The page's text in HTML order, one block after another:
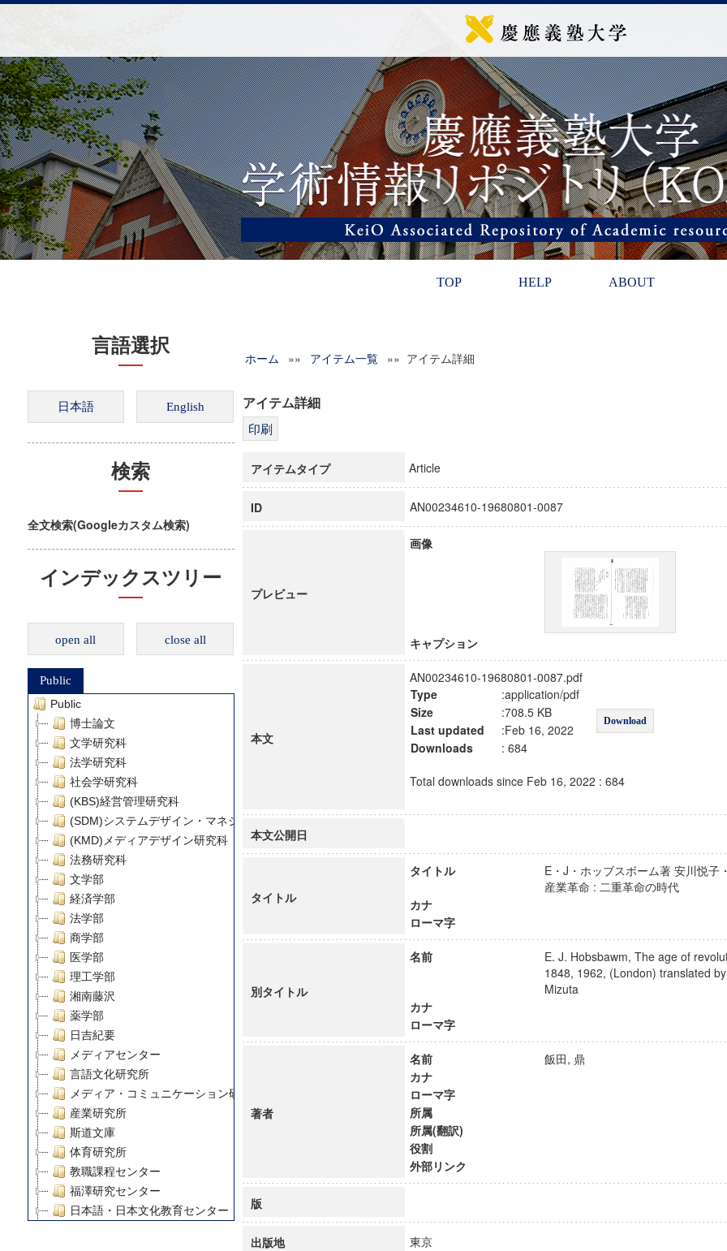
TOP HELP ABOUT
言語選択
検索
全文検索(Googleカスタム検索)
インデックスツリー
open all close all
Public
Public
博士論文
文学研究科
法学研究科
社会学研究科
(KBS)経営管理研究科
(SDM)システムデザイン・マネジメント研究科
(KMD)メディアデザイン研究科
法務研究科
文学部
経済学部
法学部
商学部
医学部
理工学部
湘南藤沢
薬学部
日吉紀要
メディアセンター
言語文化研究所
メディア・コミュニケーション研究所
産業研究所
斯道文庫
体育研究所
教職課程センター
福澤研究センター
日本語・日本文化教育センター
ホーム »» アイテム一覧 »» アイテム詳細
アイテム詳細
アイテムタイプ Article
ID AN00234610-19680801-0087
プレビュー
画像
キャプション
本文
AN00234610-19680801-0087.pdf
Type
:application/pdf
Download
Size
:708.5 KB
Last updated
:Feb 16, 2022
Downloads
: 684
Total downloads since Feb 16, 2022 : 684
本文公開日
タイトル
タイトル
E・J・ホッブスボーム著 安川悦子
産業革命 : 二重革命の時代
カナ
ローマ字
別タイトル
名前
E. J. Hobsbawm, The age of
1848, 1962, (London) translated
Mizuta
カナ
ローマ字
著者
名前
飯田, 鼎
カナ
ローマ字
所属
所属(翻訳)
役割
外部リンク
版
出版地 東京